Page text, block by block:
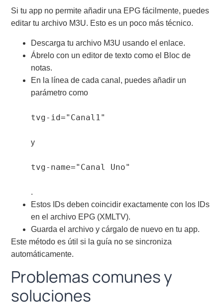
Si tu app no permite añadir una EPG fácilmente, puedes
editar tu archivo M3U. Esto es un poco más técnico.
Descarga tu archivo M3U usando el enlace.
Ábrelo con un editor de texto como el Bloc de
notas.
En la línea de cada canal, puedes añadir un
parámetro como
tvg-id="Canal1"
y
tvg-name="Canal Uno"
.
Estos IDs deben coincidir exactamente con los IDs
en el archivo EPG (XMLTV).
Guarda el archivo y cárgalo de nuevo en tu app.
Este método es útil si la guía no se sincroniza
automáticamente.
Problemas comunes y
soluciones